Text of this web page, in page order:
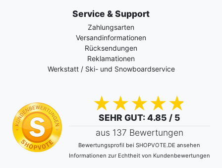
Service & Support
Zahlungsarten
Versandinformationen
Rücksendungen
Reklamationen
Werkstatt / Ski- und Snowboardservice
SEHR GUT: 4.85 / 5
aus 137 Bewertungen
Bewertungsprofil bei SHOPVOTE.DE ansehen
Informationen zur Echtheit von Kundenbewertungen